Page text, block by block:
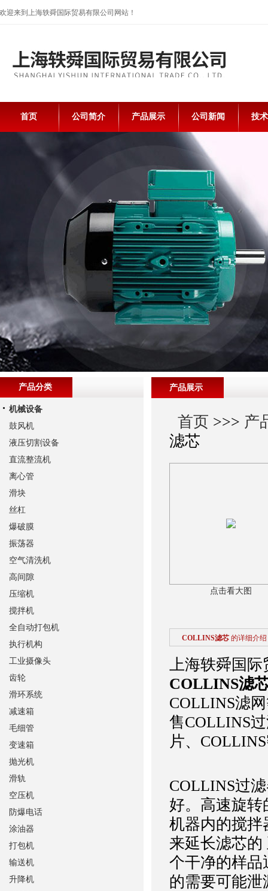
欢迎来到上海轶舜国际贸易有限公司网站！
首页 公司简介 产品展示 公司新闻 技
产品展示
首页 >>> 产
滤芯
点击看大图
COLLINS滤芯 的详细介绍
上海轶舜国际
COLLINS滤
COLLINS滤
售COLLINS
片、
COLLINS过
好。高速旋转
机器内的搅拌
来延长滤芯
个干净的样品
的需要可能泄
产品分类
机械设备
鼓风机
液压切割设备
直流整流机
离心管
滑块
丝杠
爆破膜
振荡器
空气清洗机
高间隙
压缩机
搅拌机
全自动打包机
执行机构
工业摄像头
齿轮
滑环系统
减速箱
毛细管
变速箱
抛光机
滑轨
空压机
防爆电话
涂油器
打包机
输送机
升降机